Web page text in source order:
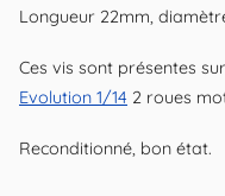
Longueur 22mm,
Ces vis sont présentes
Evolution 1/14 2 roues
Reconditionné, bon état.